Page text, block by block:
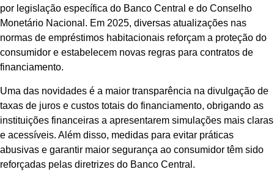
por legislação específica do Banco Central e do Conselho
Monetário Nacional. Em 2025, diversas atualizações nas
normas de empréstimos habitacionais reforçam a proteção do
consumidor e estabelecem novas regras para contratos de
financiamento.
Uma das novidades é a maior transparência na divulgação de
taxas de juros e custos totais do financiamento, obrigando as
instituições financeiras a apresentarem simulações mais claras
e acessíveis. Além disso, medidas para evitar práticas
abusivas e garantir maior segurança ao consumidor têm sido
reforçadas pelas diretrizes do Banco Central.